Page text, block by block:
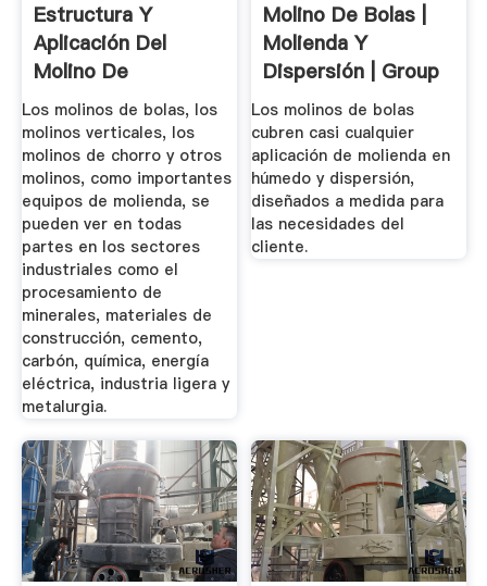
Estructura Y
Aplicación Del
Molino De
Bolas_ZKcorp ...
Los molinos de bolas, los
molinos verticales, los
molinos de chorro y otros
molinos, como importantes
equipos de molienda, se
pueden ver en todas
partes en los sectores
industriales como el
procesamiento de
minerales, materiales de
construcción, cemento,
carbón, química, energía
eléctrica, industria ligera y
metalurgia.
Molino De Bolas |
Molienda Y
Dispersión | Group
Los molinos de bolas
cubren casi cualquier
aplicación de molienda en
húmedo y dispersión,
diseñados a medida para
las necesidades del
cliente.